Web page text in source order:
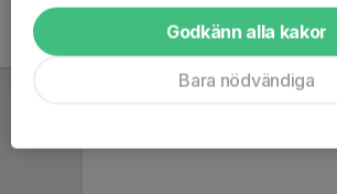
Godkänn alla kakor
Bara nödvändiga